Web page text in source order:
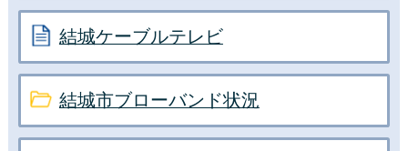
び個人住民税の特例措置について（令和2
年7月1日施行）
令和7年秋季全国火災予防運動が実施され
ます
結城ケーブルテレビ
結城市ブローバンド状況